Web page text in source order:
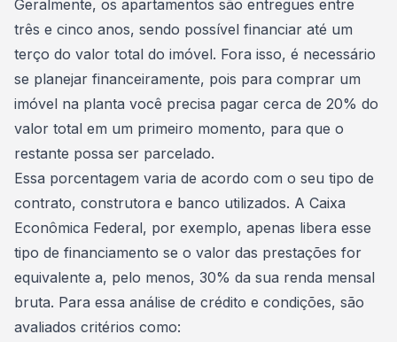
Geralmente, os apartamentos são entregues entre
três e cinco anos, sendo possível financiar até um
terço do valor total do imóvel. Fora isso, é necessário
se planejar financeiramente, pois para comprar um
imóvel na planta você precisa pagar cerca de 20% do
valor total em um primeiro momento, para que o
restante possa ser parcelado.
Essa porcentagem varia de acordo com o seu tipo de
contrato, construtora e banco utilizados. A Caixa
Econômica Federal, por exemplo, apenas libera esse
tipo de financiamento se o valor das prestações for
equivalente a, pelo menos, 30% da sua renda mensal
bruta. Para essa análise de crédito e condições, são
avaliados critérios como: